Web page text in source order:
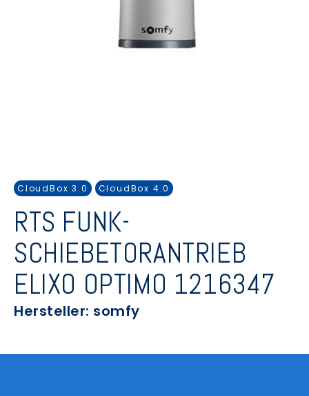
CloudBox 3.0 CloudBox 4.0
RTS FUNK-
SCHIEBETORANTRIEB
ELIXO OPTIMO 1216347
Hersteller: somfy